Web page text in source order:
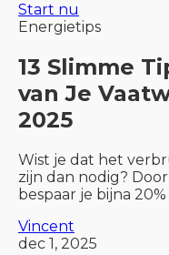
Start nu
Energietips
13 Slimme
van Je
2025
Wist je dat het
zijn dan nodig?
bespaar je bijna
Vincent
dec 1, 2025